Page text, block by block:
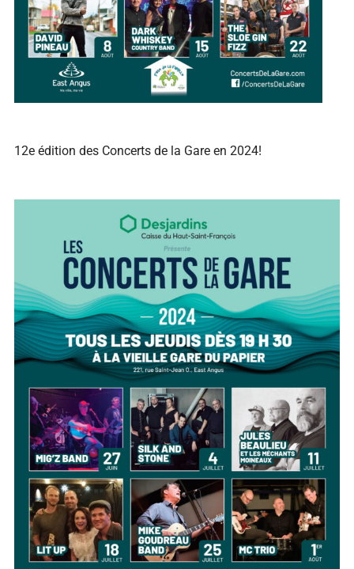
12e édition des Concerts de la Gare en 2024!